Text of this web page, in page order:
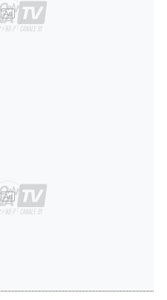
Ad
Ad